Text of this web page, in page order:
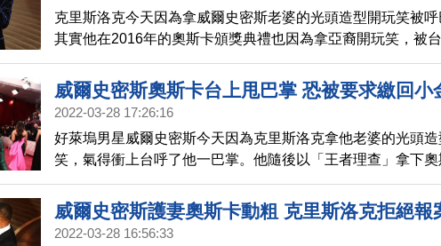
克里斯洛克今天因為拿威爾史密斯老婆的光頭造型開玩笑被呼
其實他在2016年的奧斯卡頒獎典禮也因為拿亞裔開玩笑，被
李安等25名美國影藝學院亞裔成員聯名抗議。
威爾史密斯奧斯卡台上甩巴掌 恐被要求繳回小
2022-03-28 17:26:16
好萊塢男星威爾史密斯今天因為克里斯洛克拿他老婆的光頭
笑，氣得衝上台呼了他一巴掌。他隨後以「王者理查」拿下
帝，但據傳業內有聲音要他繳回小金人
威爾史密斯護妻奧斯卡動粗 克里斯洛克拒絕報
2022-03-28 16:56:33